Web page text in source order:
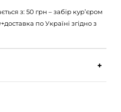
з: 50 грн – забір кур’єром
по Україні згідно з